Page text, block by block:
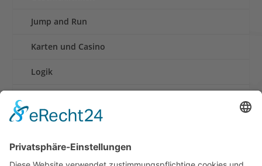
Jump and Run
Karten und Casino
Logik
Retro und Klassiker
Shooter